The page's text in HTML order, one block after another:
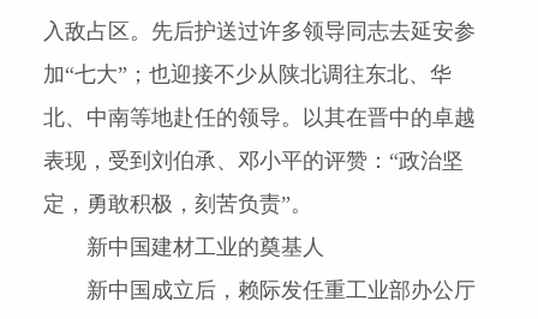
入敌占区。先后护送过许多领导同志去延安参
加“七大”；也迎接不少从陕北调往东北、华
北、中南等地赴任的领导。以其在晋中的卓越
表现，受到刘伯承、邓小平的评赞：“政治坚
定，勇敢积极，刻苦负责”。
新中国建材工业的奠基人
新中国成立后，赖际发任重工业部办公厅